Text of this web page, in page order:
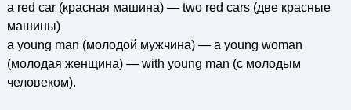
a red саr (красная машина) — two red cars (две красные
машины)
a young man (молодой мужчина) — a young woman
(молодая женщина) — with young man (с молодым
человеком).